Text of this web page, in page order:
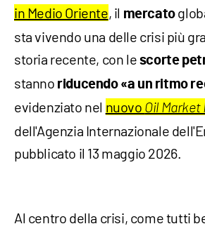
in Medio Oriente, il mercato
sta vivendo una delle crisi più
storia recente, con le scorte
stanno riducendo «a un ritmo
evidenziato nel nuovo Oil Market
dell'Agenzia Internazionale
pubblicato il 13 maggio 2026.
Al centro della crisi, come tutti